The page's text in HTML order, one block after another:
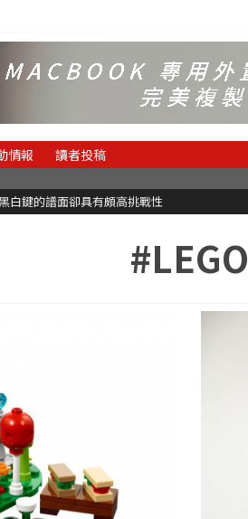
情報 讀者投稿
白鍵的譜面卻具有頗高挑戰性
#LEGO